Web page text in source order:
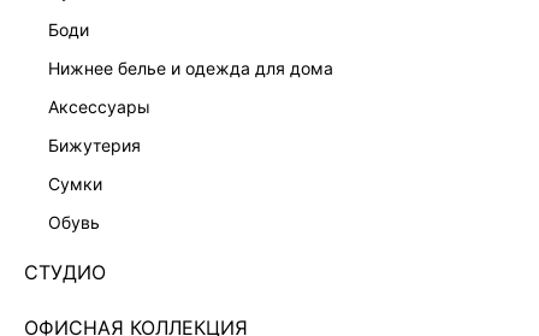
боди
нижнее белье и одежда для дома
аксессуары
бижутерия
сумки
обувь
СТУДИО
ОФИСНАЯ КОЛЛЕКЦИЯ
7 599 ₽
ЦВЕТ:БЕЛЫЙ